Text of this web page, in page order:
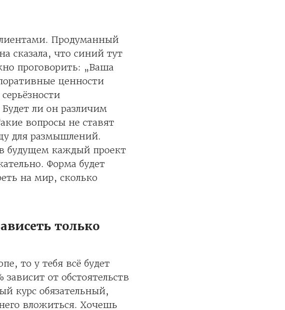
Продуманный
сказала, что синий тут
проговорить: „Ваша
ценности
ли он различим
вопросы не ставят
для размышлений.
будущем каждый проект
Форма будет
на мир, сколько
только
то у тебя всё будет
от обстоятельств
курс обязательный,
вложиться. Хочешь